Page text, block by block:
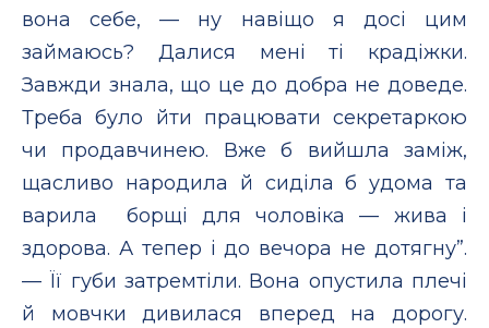
вона себе, — ну навіщо я досі цим
займаюсь? Далися мені ті крадіжки.
Завжди знала, що це до добра не доведе.
Треба було йти працювати секретаркою
чи продавчинею. Вже б вийшла заміж,
щасливо народила й сиділа б удома та
варила борщі для чоловіка — жива і
здорова. А тепер і до вечора не дотягну”.
— Її губи затремтіли. Вона опустила плечі
й мовчки дивилася вперед на дорогу.